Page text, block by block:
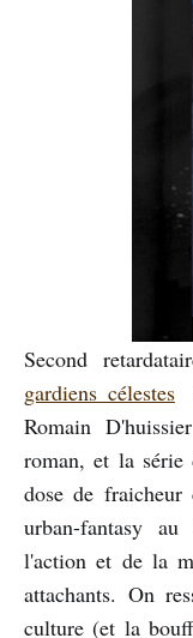
Second
gardiens célestes
Romain
roman, et la série
dose de fraicheur
urban-fantasy
l'action et de la
attachants. On
culture (et la